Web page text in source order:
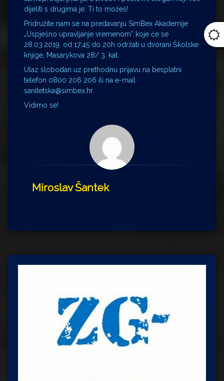
dijeliti s drugima je: Ti to možeš!
Pridružite nam se na predavanju SimBex Akademije
„Uspješno upravljanje vremenom” koje će se
28.03.2019. od 17:45 do 20h održati u dvorani Školske
knjige, Masarykova 28/ 3. kat.
Ulaz slobodan uz prethodnu prijavu na besplatni
telefon 0800 206 206 ili na e-mail
sanitetska@simbex.hr.
Vidimo se!
Miroslav Šantek